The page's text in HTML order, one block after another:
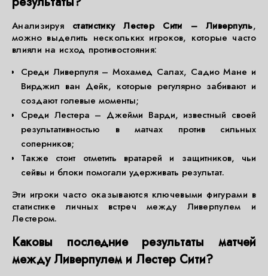
Анализируя статистику Лестер Сити – Ливерпуль,
можно выделить нескольких игроков, которые часто
влияли на исход противостояния:
Среди Ливерпуля – Мохамед Салах, Садио Мане и
Вирджил ван Дейк, которые регулярно забивают и
создают голевые моменты;
Среди Лестера – Джейми Варди, известный своей
результативностью в матчах против сильных
соперников;
Также стоит отметить вратарей и защитников, чьи
сейвы и блоки помогали удерживать результат.
Эти игроки часто оказываются ключевыми фигурами в
статистике личных встреч между Ливерпулем и
Лестером.
Каковы последние результаты матчей
между Ливерпулем и Лестер Сити?